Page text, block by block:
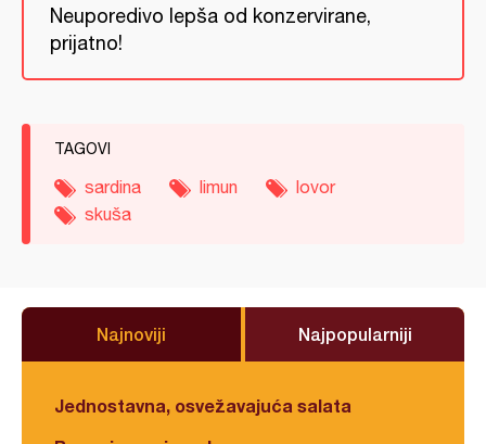
Neuporedivo lepša od konzervirane,
prijatno!
TAGOVI
sardina limun
lovor
skuša
Najnoviji Najpopularniji
Jednostavna, osvežavajuća salata